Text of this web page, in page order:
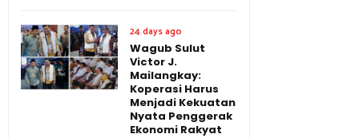
24 days ago
Wagub Sulut
Victor J.
Mailangkay:
Koperasi Harus
Menjadi Kekuatan
Nyata Penggerak
Ekonomi Rakyat